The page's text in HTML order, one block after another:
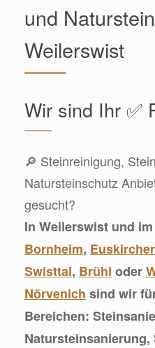
und
Weilerswist
Wir sind Ihr ✅
🔎 Steinreinigung,
Natursteinschutz
gesucht?
In Weilerswist und
Bornheim,
Swisttal, Brühl oder
Nörvenich sind wir
Bereichen: